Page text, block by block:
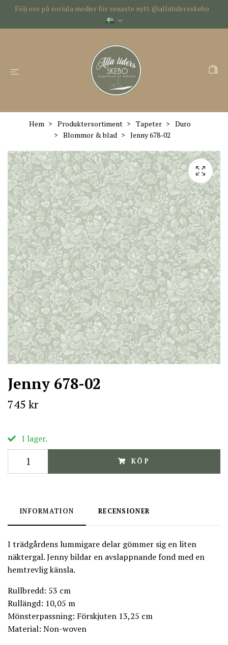
Följ oss på sociala medier för senaste nytt @allatidersskebo
Hem Produktersortiment Tapeter
Duro
Blommor & blad
Jenny 678-02
Jenny 678-02
745 kr
I lager.
KÖP
INFORMATION RECENSIONER
I trädgårdens lummigare delar gömmer sig en liten
näktergal. Jenny bildar en avslappnande fond med en
hemtrevlig känsla.
Rullbredd: 53 cm
Rullängd: 10,05 m
Mönsterpassning: Förskjuten 13,25 cm
Material: Non-woven